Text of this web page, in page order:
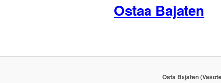
Ostaa Bajaten
Osta Bajaten